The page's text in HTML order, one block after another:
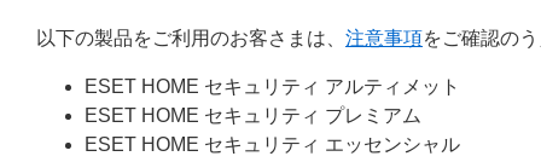
以下の製品をご利用のお客さまは、 注意事項をご確認の
ESET HOME セキュリティ アルティメット
ESET HOME セキュリティ プレミアム
ESET HOME セキュリティ エッセンシャル